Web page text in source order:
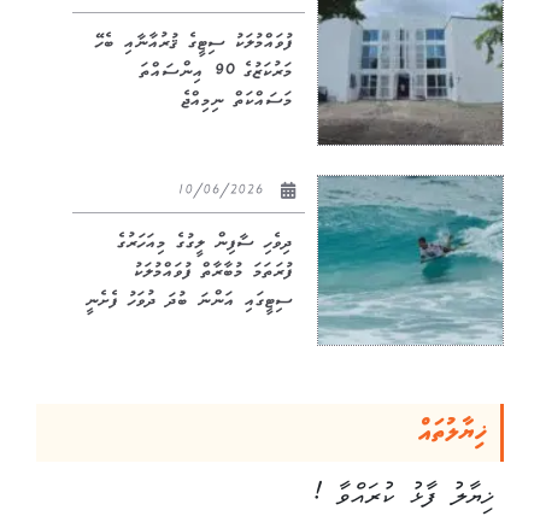
ފުވައްމުލަކު ސިޓީގެ ޤުރުއާނާއި ބެހޭ
މަރުކަޒުގެ 90 އިންސައްތަ
މަސައްކަތް ނިމިއްޖެ
ދިވެހި ސާފިން ލީގުގެ މިއަހަރުގެ
ފުރަތަމަ މުބާރާތް ފުވައްމުލަކު
ސިޓީގައި އަންނަ ބުދަ ދުވަހު ފެށެނީ
ޚިޔާލުތައް
ޚިޔާލު ފާޅު ކުރައްވާ !